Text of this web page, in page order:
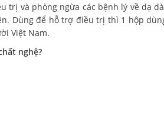
trị và phòng ngừa các bệnh lý về dạ
Dùng để hỗ trợ điều trị thì 1 hộp
Việt Nam.
nghệ?